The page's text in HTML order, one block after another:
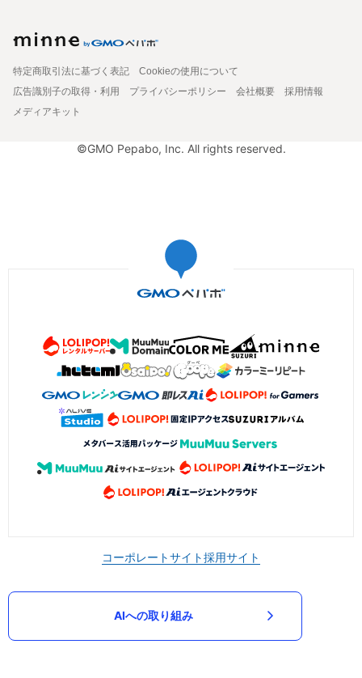
特定商取引法に基づく表記
Cookieの使用について
広告識別子の取得・利用
プライバシーポリシー 会社概要
採用情報
メディアキット
©GMO Pepabo, Inc. All rights reserved.
コーポレートサイト採用サイト
AIへの取り組み